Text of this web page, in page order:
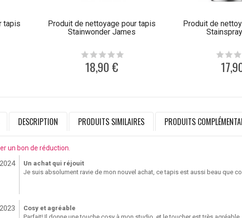
tapis
Produit de nettoyage pour tapis
Stainwonder James
18,90 €
Produit de
DESCRIPTION PRODUITS SIMILAIRES PRODUITS
un bon de réduction.
Un achat qui réjouit
Je suis absolument ravie de mon nouvel achat, ce tapis est aussi beau que
Cosy et agréable